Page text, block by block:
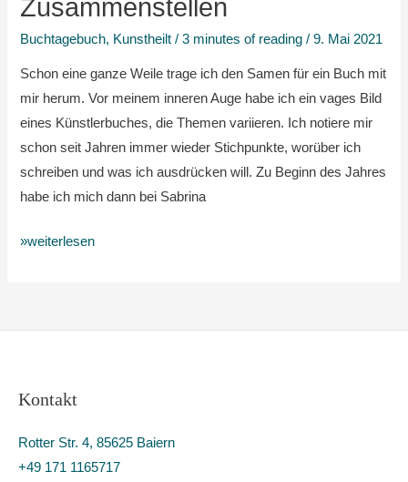
Zusammenstellen
Buchtagebuch, Kunstheilt /3 minutes of reading /9. Mai 2021
Schon eine ganze Weile trage ich den Samen für ein Buch mit
mir herum. Vor meinem inneren Auge habe ich ein vages Bild
eines Künstlerbuches, die Themen variieren. Ich notiere mir
schon seit Jahren immer wieder Stichpunkte, worüber ich
schreiben und was ich ausdrücken will. Zu Beginn des Jahres
habe ich mich dann bei Sabrina
Sammeln
und
»weiterlesen
Kontakt
Rotter Str. 4, 85625 Baiern
+49 171 1165717